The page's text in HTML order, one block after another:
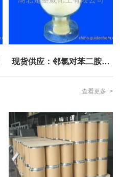
现货供应：邻氯对苯二胺硫
查看更多 >